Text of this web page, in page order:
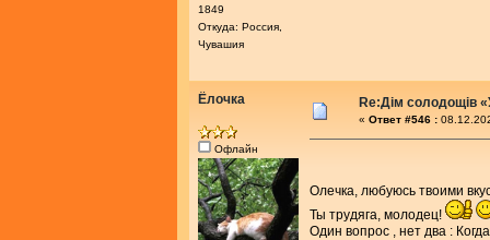
1849
Откуда: Россия,
Чувашия
Ёлочка
Офлайн
Re:Дім солодощів
« Ответ #546 :
Олечка, любуюсь твоими
Ты трудяга, молодец!
Один вопрос , нет два :